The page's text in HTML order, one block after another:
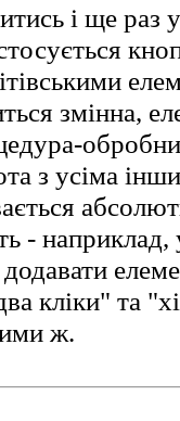
і ще раз
змінна,
з усіма
-
кліки" та
ж.